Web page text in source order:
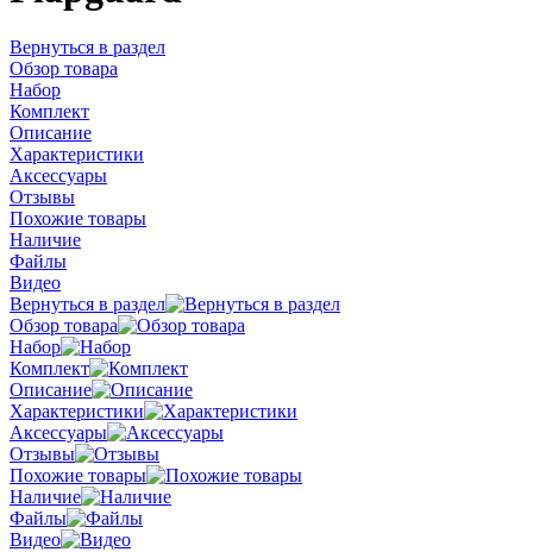
Вернуться в раздел
Обзор товара
Набор
Комплект
Описание
Характеристики
Аксессуары
Отзывы
Похожие товары
Наличие
Файлы
Видео
Вернуться в раздел
Обзор товара
Набор
Комплект
Описание
Характеристики
Аксессуары
Отзывы
Похожие товары
Наличие
Файлы
Видео